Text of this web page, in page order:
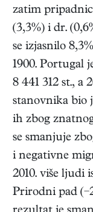
zatim
(3,3%) i dr.
se izjasnilo
1900. Portugal
8 441 312 st., a
stanovnika bio
ih zbog
se smanjuje
i negativne
2010. više ljudi
Prirodni pad